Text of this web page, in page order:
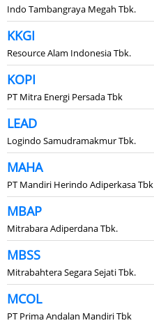
Indo Tambangraya Megah Tbk.
KKGI
Resource Alam Indonesia Tbk.
KOPI
PT Mitra Energi Persada Tbk
LEAD
Logindo Samudramakmur Tbk.
MAHA
PT Mandiri Herindo Adiperkasa Tbk
MBAP
Mitrabara Adiperdana Tbk.
MBSS
Mitrabahtera Segara Sejati Tbk.
MCOL
PT Prima Andalan Mandiri Tbk